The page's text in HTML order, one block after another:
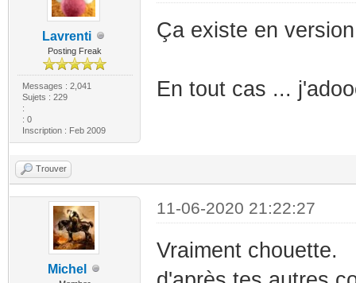
Lavrenti
Posting Freak
Messages : 2,041
Sujets : 229
:
: 0
Inscription : Feb 2009
Ça existe en
En tout cas ...
Trouver
Michel
11-06-2020 21:22:27
Vraiment chouette.